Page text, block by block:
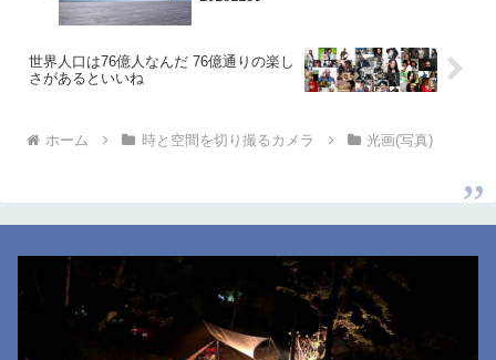
世界人口は76億人なんだ 76億通りの楽し
さがあるといいね
ホーム 時と空間を切り撮るカメラ 光画(写真)